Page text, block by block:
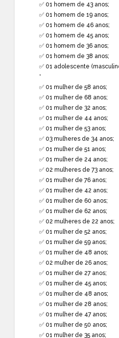
✅ 01 homem de 43 anos;
✅ 01 homem de 19 anos;
✅ 01 homem de 46 anos;
✅ 01 homem de 45 anos;
✅ 01 homem de 36 anos;
✅ 01 homem de 38 anos;
✅ 01 adolescente
*
✅ 01 mulher de 58 anos;
✅ 01 mulher de 68 anos;
✅ 01 mulher de 32 anos;
✅ 01 mulher de 44 anos;
✅ 01 mulher de 53 anos;
✅ 03 mulheres de 34 anos;
✅ 01 mulher de 51 anos;
✅ 01 mulher de 24 anos;
✅ 02 mulheres de 73 anos;
✅ 01 mulher de 76 anos;
✅ 01 mulher de 42 anos;
✅ 01 mulher de 60 anos;
✅ 01 mulher de 62 anos;
✅ 02 mulheres de 22 anos;
✅ 01 mulher de 52 anos;
✅ 01 mulher de 59 anos;
✅ 01 mulher de 48 anos;
✅ 02 mulher de 26 anos;
✅ 01 mulher de 27 anos;
✅ 01 mulher de 45 anos;
✅ 01 mulher de 48 anos;
✅ 01 mulher de 28 anos;
✅ 01 mulher de 47 anos;
✅ 01 mulher de 50 anos;
✅ 01 mulher de 35 anos;